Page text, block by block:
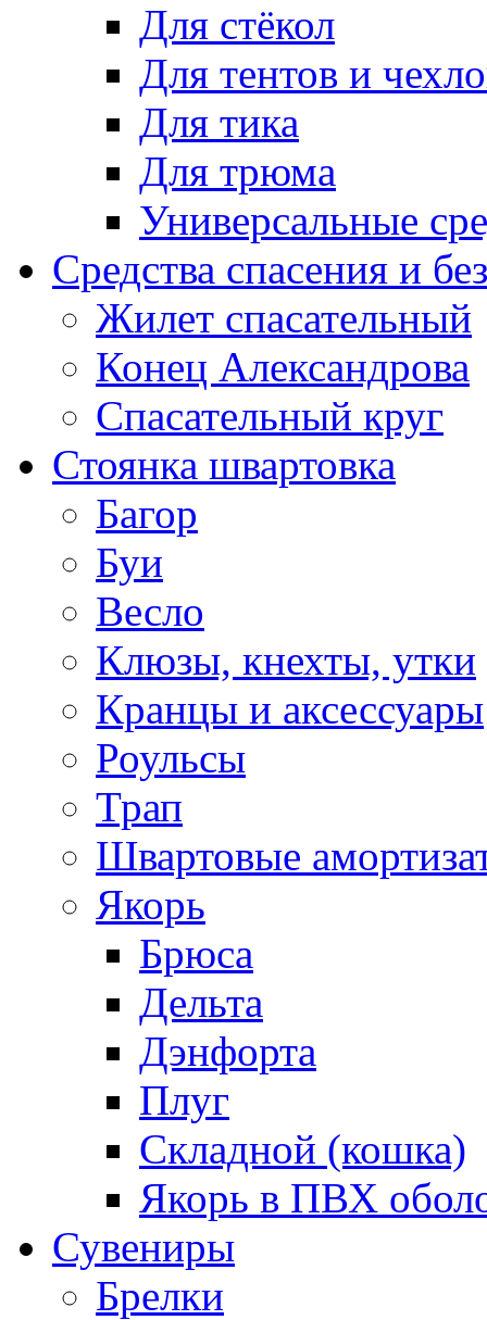
Для стёкол
Для тентов и
Для тика
Для трюма
Универсальные
Средства спасения и
Жилет спасательный
Конец Александрова
Спасательный круг
Стоянка швартовка
Багор
Буи
Весло
Клюзы, кнехты, утки
Кранцы и аксессуары
Роульсы
Трап
Швартовые
Якорь
Брюса
Дельта
Дэнфорта
Плуг
Складной (кошка)
Якорь в ПВХ
Сувениры
Брелки